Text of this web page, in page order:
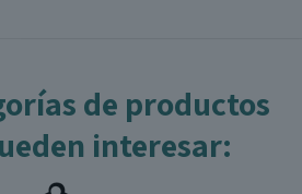
de productos
interesar: